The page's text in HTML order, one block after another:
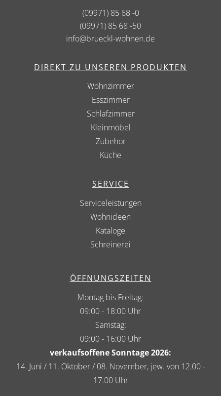
(09971) 85 68 -0
(09971) 85 68 -50
info@brueckl-wohnen.de
DIREKT ZU UNSEREN PRODUKTEN
Wohnzimmer
Esszimmer
Schlafzimmer
Kleinmöbel
Zubehör
Küche
SERVICE
Serviceleistungen
Wohnideen
Kataloge
Schreinerei
ÖFFNUNGSZEITEN
Montag bis Freitag:
09:00 - 18:00 Uhr
Samstag:
09:00 - 16:00 Uhr
verkaufsoffene Sonntage 2026:
14. Juni / 11. Oktober / 08. November, jew. von 12.00 -
17.00 Uhr